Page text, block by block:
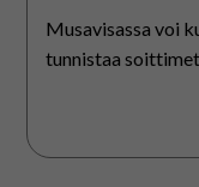
Musavisassa voi
tunnistaa